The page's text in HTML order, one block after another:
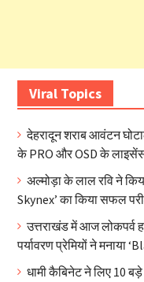
Viral Topics
देहरादून शराब आवंटन
के PRO और OSD के लाइसेंस
अल्मोड़ा के लाल रवि ने
Skynex’ का किया सफल
उत्तराखंड में आज लोकपर्व
पर्यावरण प्रेमियों ने मनाया
धामी कैबिनेट ने लिए 10